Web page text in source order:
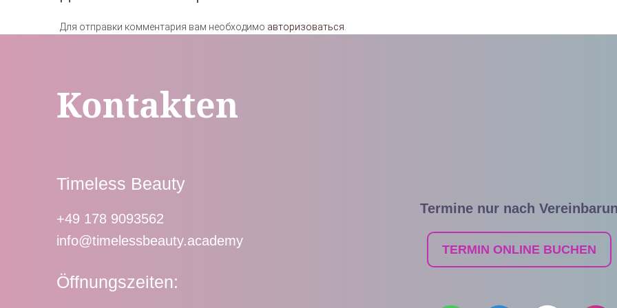
Для отправки комментария вам необходимо авторизоваться.
Kontakten
Timeless Beauty
+49 178 9093562
info@timelessbeauty.academy
Öffnungszeiten:
Termine nur nach
TERMIN ONLINE BUCHEN